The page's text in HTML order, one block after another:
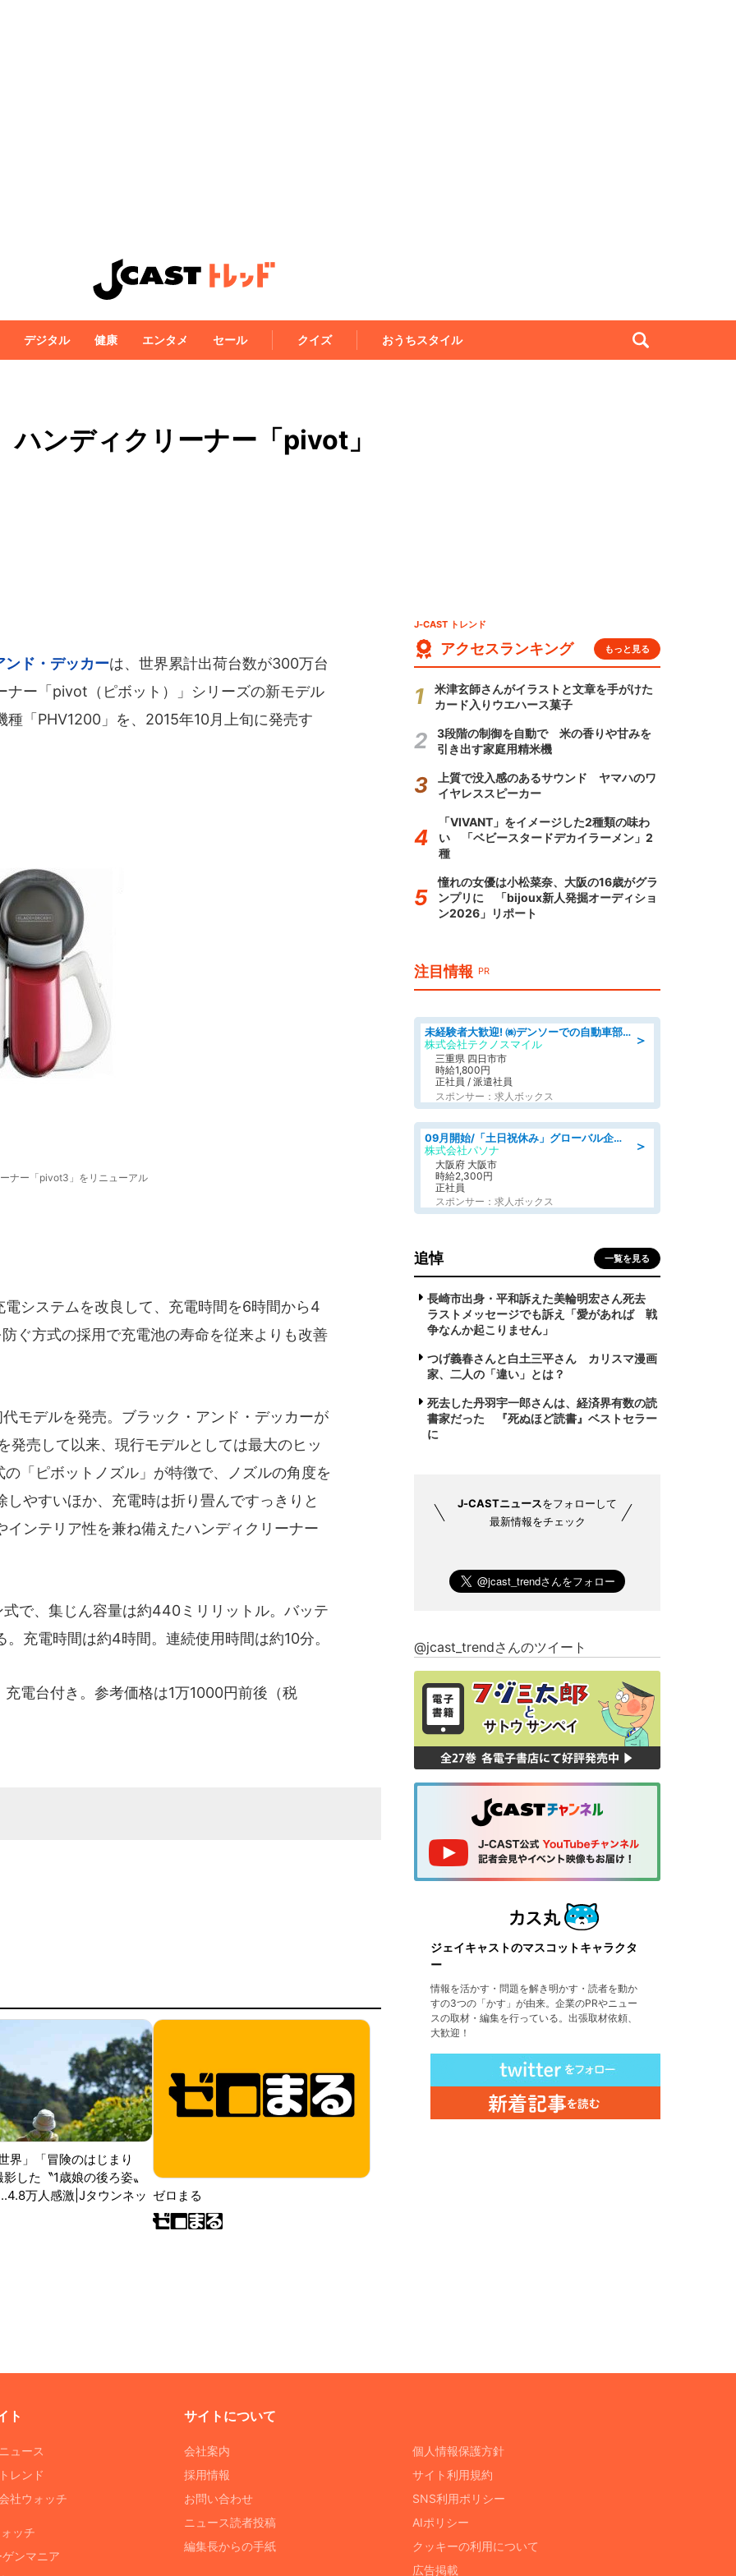
デジタル 健康 エンタメ セール クイズ おうちスタイル
ンディクリーナー「pivot」
ンド・デッカーは、世界累計出荷台数が300万台
ナー「pivot（ピボット）」シリーズの新モデル
「PHV1200」を、2015年10月上旬に発売す
ナー「pivot3」をリニューアル
システムを改良して、充電時間を6時間から4
ぐ方式の採用で充電池の寿命を従来よりも改善
デルを発売。ブラック・アンド・デッカーが
発売して以来、現行モデルとしては最大のヒッ
「ピボットノズル」が特徴で、ノズルの角度を
やすいほか、充電時は折り畳んですっきりと
ンテリア性を兼ね備えたハンディクリーナー
で、集じん容量は約440ミリリットル。バッテ
充電時間は約4時間。連続使用時間は約10分。
電台付き。参考価格は1万1000円前後（税
界」「冒険のはじまり
した〝1歳娘の後ろ姿〟
万人感激|Jタウンネッ ゼロまる
J-CAST トレンド
アクセスランキング もっと見る
米津玄師さんがイラストと文章を手がけた
カード入りウエハース菓子
3段階の制御を自動で 米の香りや甘みを
引き出す家庭用精米機
上質で没入感のあるサウンド ヤマハのワ
イヤレススピーカー
「VIVANT」をイメージした2種類の味わ
い 「ベビースタードデカイラーメン」2
種
憧れの女優は小松菜奈、大阪の16歳がグラ
ンプリに 「bijoux新人発掘オーディショ
ン2026」リポート
注目情報 PR
＞
未経験者大歓迎! ㈱デンソーでの自動車部品の組立作業 denso aichi
株式会社テクノスマイル
三重県 四日市市
時給1,800円
正社員 / 派遣社員
スポンサー：求人ボックス
＞
09月開始/「土日祝休み」グローバル企業での産業保健のお仕事/保健師/高時給/残業なし/服装自由
株式会社パソナ
大阪府 大阪市
時給2,300円
正社員
スポンサー：求人ボックス
追悼 一覧を見る
長崎市出身・平和訴えた美輪明宏さん死去
ラストメッセージでも訴え「愛があれば 戦
争なんか起こりません」
つげ義春さんと白土三平さん カリスマ漫画
家、二人の「違い」とは？
死去した丹羽宇一郎さんは、経済界有数の読
書家だった 『死ぬほど読書』ベストセラー
に
J-CASTニュースをフォローして
最新情報をチェック
@jcast_trendさんのツイート
ジェイキャストのマスコットキャラクタ
ー
情報を活かす・問題を解き明かす・読者を動か
すの3つの「かす」が由来。企業のPRやニュー
スの取材・編集を行っている。出張取材依頼、
大歓迎！
ト
ュース
レンド
社ウォッチ
ッチ
ンマニア
サイトについて
会社案内
採用情報
お問い合わせ
ニュース読者投稿
編集長からの手紙
個人情報保護方針
サイト利用規約
SNS利用ポリシー
AIポリシー
クッキーの利用について
広告掲載